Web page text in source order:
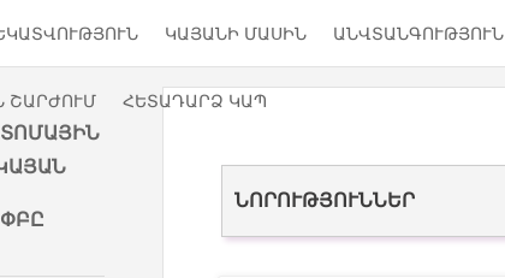
ԿԱՅԱՆԻ ՄԱՍԻՆ ԱՆՎՏԱՆԳՈՒԹՅՈՒՆ
ՇԱՐԺՈՒՄ ՀԵՏԱԴԱՐՁ ԿԱՊ
ՆՈՐՈՒԹՅՈՒՆՆԵՐ